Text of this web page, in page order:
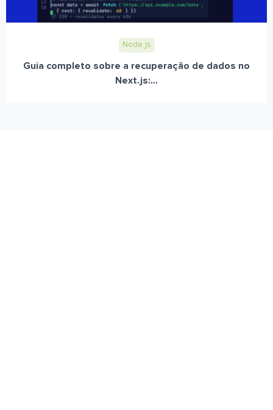
Node.js
Guia completo sobre a recuperação de dados no
Next.js:...